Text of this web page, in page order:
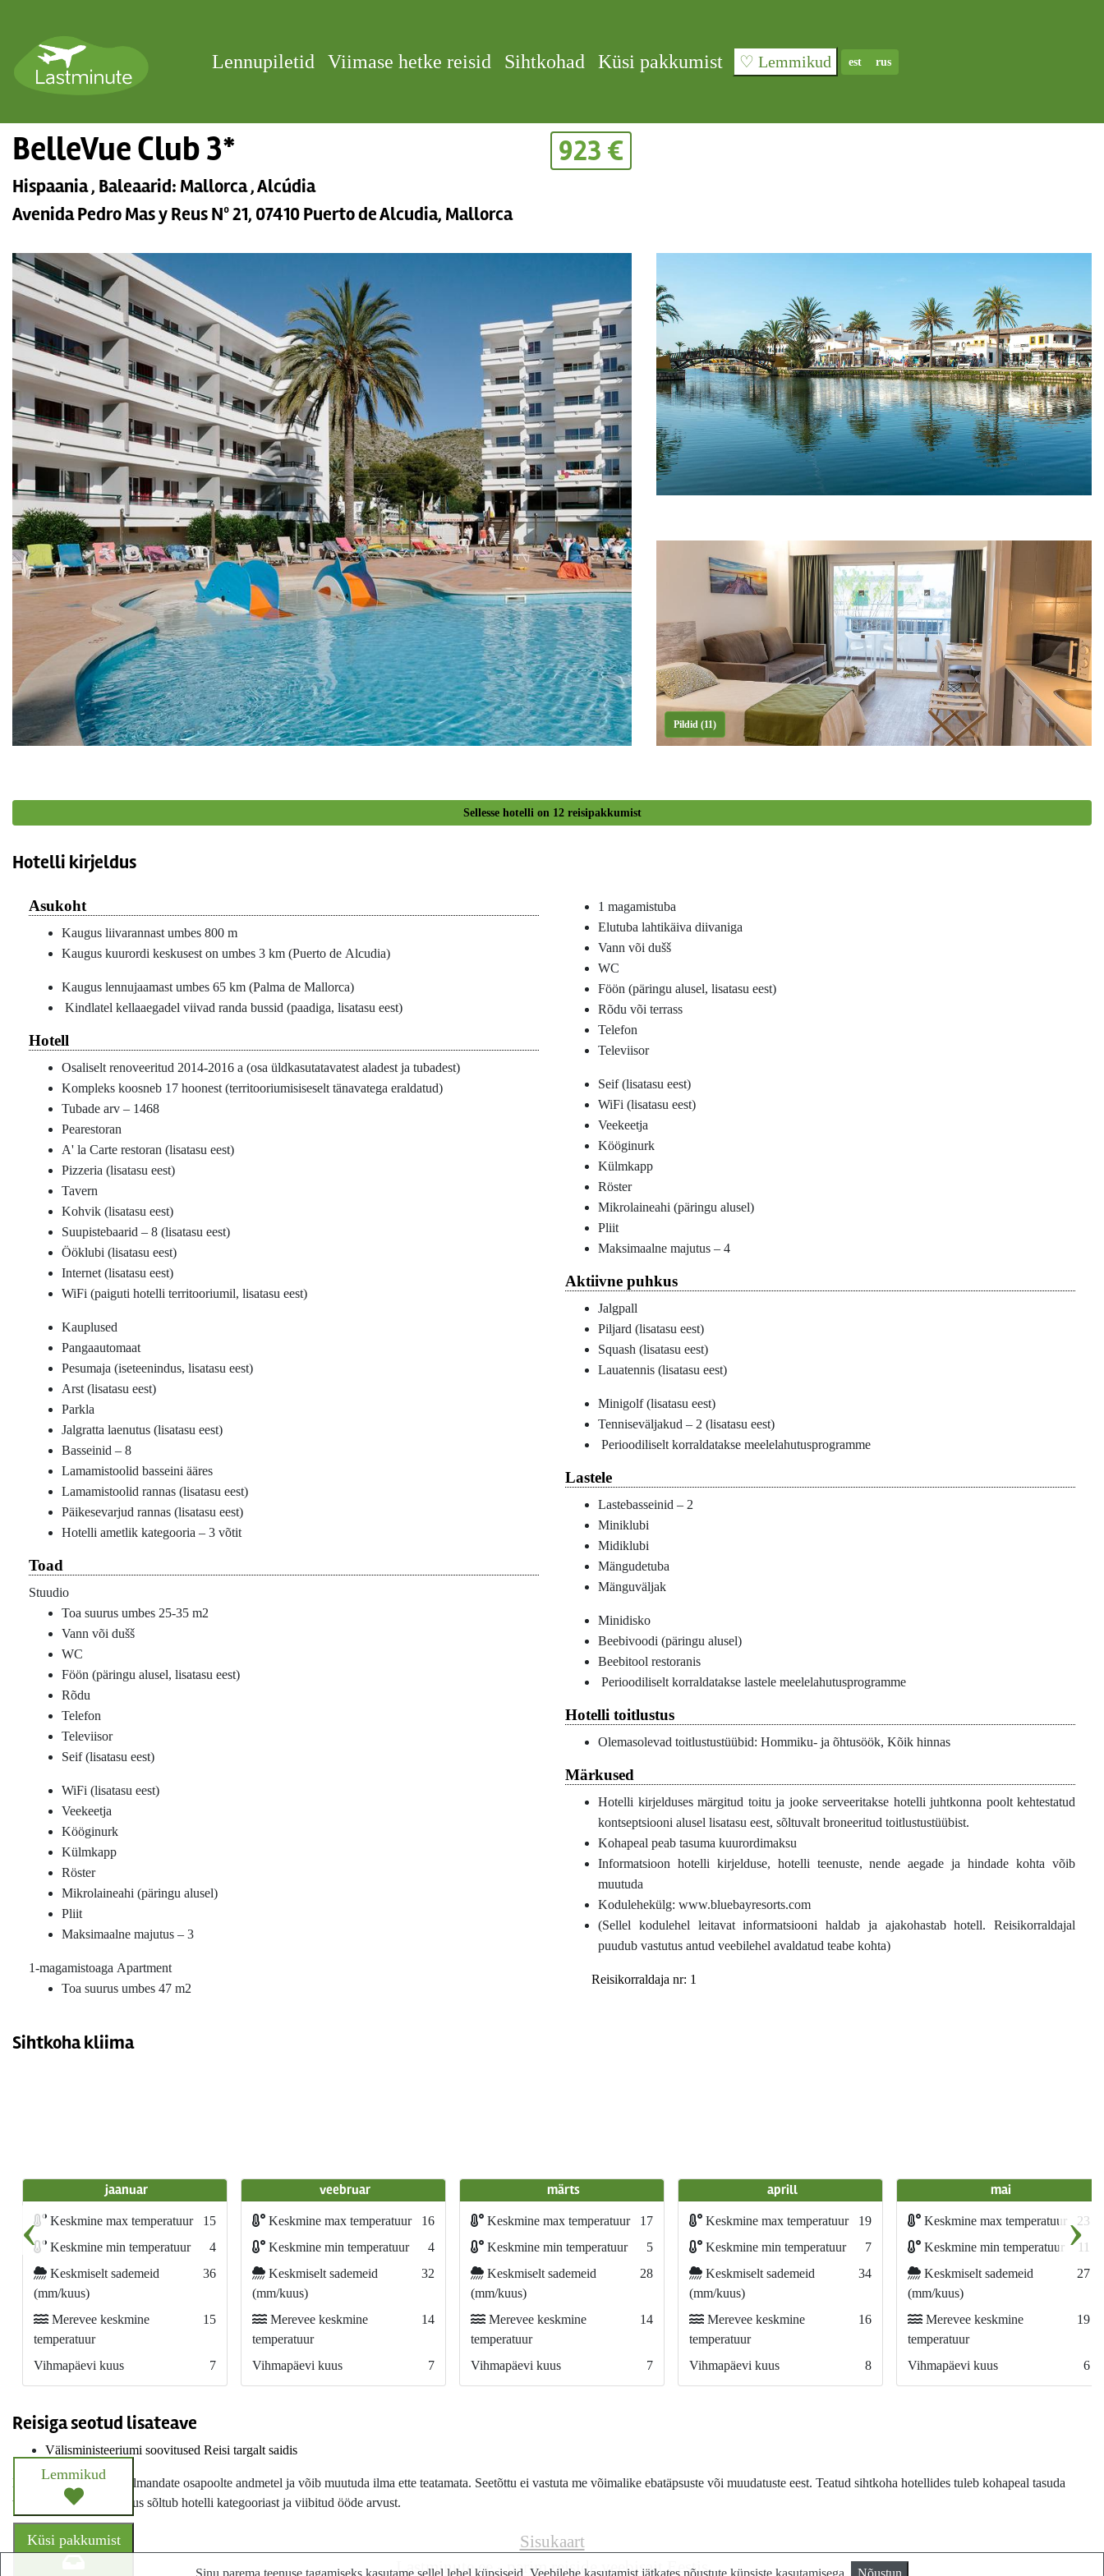
Lennupiletid Viimase hetke reisid Sihtkohad Küsi pakkumist ♡ Lemmikud est rus
BelleVue Club 3*
Hispaania , Baleaarid: Mallorca , Alcúdia
Avenida Pedro Mas y Reus Nº 21, 07410 Puerto de Alcudia, Mallorca
923 €
Pildid (11)
Sellesse hotelli on 12reisipakkumist
Hotelli kirjeldus
Asukoht
Kaugus liivarannast umbes 800 m
Kaugus kuurordi keskusest on umbes 3 km (Puerto de Alcudia)
Kaugus lennujaamast umbes 65 km (Palma de Mallorca)
Kindlatel kellaaegadel viivad randa bussid (paadiga, lisatasu eest)
Hotell
Osaliselt renoveeritud 2014-2016 a (osa üldkasutatavatest aladest ja tubadest)
Kompleks koosneb 17 hoonest (territooriumisiseselt tänavatega eraldatud)
Tubade arv – 1468
Pearestoran
A' la Carte restoran (lisatasu eest)
Pizzeria (lisatasu eest)
Tavern
Kohvik (lisatasu eest)
Suupistebaarid – 8 (lisatasu eest)
Ööklubi (lisatasu eest)
Internet (lisatasu eest)
WiFi (paiguti hotelli territooriumil, lisatasu eest)
Kauplused
Pangaautomaat
Pesumaja (iseteenindus, lisatasu eest)
Arst (lisatasu eest)
Parkla
Jalgratta laenutus (lisatasu eest)
Basseinid – 8
Lamamistoolid basseini ääres
Lamamistoolid rannas (lisatasu eest)
Päikesevarjud rannas (lisatasu eest)
Hotelli ametlik kategooria – 3 võtit
Toad
Stuudio
Toa suurus umbes 25-35 m2
Vann või dušš
WC
Föön (päringu alusel, lisatasu eest)
Rõdu
Telefon
Televiisor
Seif (lisatasu eest)
WiFi (lisatasu eest)
Veekeetja
Kööginurk
Külmkapp
Röster
Mikrolaineahi (päringu alusel)
Pliit
Maksimaalne majutus – 3
1-magamistoaga Apartment
Toa suurus umbes 47 m2
1 magamistuba
Elutuba lahtikäiva diivaniga
Vann või dušš
WC
Föön (päringu alusel, lisatasu eest)
Rõdu või terrass
Telefon
Televiisor
Seif (lisatasu eest)
WiFi (lisatasu eest)
Veekeetja
Kööginurk
Külmkapp
Röster
Mikrolaineahi (päringu alusel)
Pliit
Maksimaalne majutus – 4
Aktiivne puhkus
Jalgpall
Piljard (lisatasu eest)
Squash (lisatasu eest)
Lauatennis (lisatasu eest)
Minigolf (lisatasu eest)
Tenniseväljakud – 2 (lisatasu eest)
Perioodiliselt korraldatakse meelelahutusprogramme
Lastele
Lastebasseinid – 2
Miniklubi
Midiklubi
Mängudetuba
Mänguväljak
Minidisko
Beebivoodi (päringu alusel)
Beebitool restoranis
Perioodiliselt korraldatakse lastele meelelahutusprogramme
Hotelli toitlustus
Olemasolevad toitlustustüübid: Hommiku- ja õhtusöök, Kõik hinnas
Märkused
Hotelli kirjelduses märgitud toitu ja jooke serveeritakse hotelli juhtkonna poolt kehtestatud
kontseptsiooni alusel lisatasu eest, sõltuvalt broneeritud toitlustustüübist.
Kohapeal peab tasuma kuurordimaksu
Informatsioon hotelli kirjelduse, hotelli teenuste, nende aegade ja hindade kohta võib
muutuda
Kodulehekülg: www.bluebayresorts.com
(Sellel kodulehel leitavat informatsiooni haldab ja ajakohastab hotell. Reisikorraldajal
puudub vastutus antud veebilehel avaldatud teabe kohta)
Reisikorraldaja nr: 1
Sihtkoha kliima
‹ ›
jaanuar
Keskmine max temperatuur
15
Keskmine min temperatuur
4
Keskmiselt sademeid
(mm/kuus)
36
Merevee keskmine
temperatuur
15
Vihmapäevi kuus 7
veebruar
Keskmine max temperatuur
16
Keskmine min temperatuur
4
Keskmiselt sademeid
(mm/kuus)
32
Merevee keskmine
temperatuur
14
Vihmapäevi kuus 7
märts
Keskmine max temperatuur
17
Keskmine min temperatuur
5
Keskmiselt sademeid
(mm/kuus)
28
Merevee keskmine
temperatuur
14
Vihmapäevi kuus 7
aprill
Keskmine max temperatuur
19
Keskmine min temperatuur
7
Keskmiselt sademeid
(mm/kuus)
34
Merevee keskmine
temperatuur
16
Vihmapäevi kuus 8
mai
Keskmine max temperatuur
23
Keskmine min temperatuur
11
Keskmiselt sademeid
(mm/kuus)
27
Merevee keskmine
temperatuur
19
Vihmapäevi kuus 6
Reisiga seotud lisateave
Välisministeeriumi soovitused Reisi targalt saidis
Hotelli info põhineb kolmandate osapoolte andmetel ja võib muutuda ilma ette teatamata. Seetõttu ei vastuta me võimalike ebatäpsuste või muudatuste eest. Teatud sihtkoha hotellides tuleb kohapeal tasuda
turismimaks, mille suurus sõltub hotelli kategooriast ja viibitud ööde arvust.
Küsi pakkumist
Lemmikud
Sisukaart
Lastminute.ee - parim reiside veebisait Eestis
Sinu parema teenuse tagamiseks kasutame sellel lehel küpsiseid. Veebilehe kasutamist jätkates nõustute küpsiste kasutamisega. Nõustun